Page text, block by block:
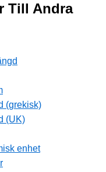
Till Andra
(grekisk)
(UK)
enhet